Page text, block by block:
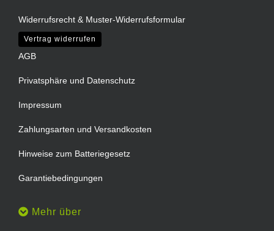
Widerrufsrecht & Muster-Widerrufsformular
Vertrag widerrufen
AGB
Privatsphäre und Datenschutz
Impressum
Zahlungsarten und Versandkosten
Hinweise zum Batteriegesetz
Garantiebedingungen
Mehr über